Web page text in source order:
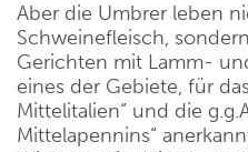
Aber die Umbrer leben
Schweinefleisch,
Gerichten mit Lamm-
eines der Gebiete, für
Mittelitalien“ und die
Mittelapennins“